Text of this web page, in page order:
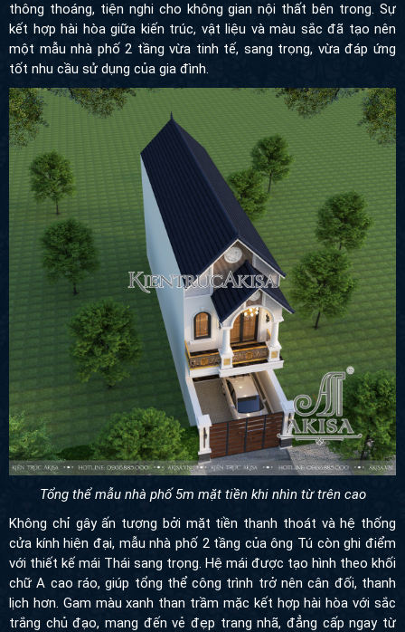
thông thoáng, tiện nghi cho không gian nội thất bên trong. Sự
kết hợp hài hòa giữa kiến trúc, vật liệu và màu sắc đã tạo nên
một mẫu nhà phố 2 tầng vừa tinh tế, sang trọng, vừa đáp ứng
tốt nhu cầu sử dụng của gia đình.
Tổng thể mẫu nhà phố 5m mặt tiền khi nhìn từ trên cao
Không chỉ gây ấn tượng bởi mặt tiền thanh thoát và hệ thống
cửa kính hiện đại, mẫu nhà phố 2 tầng của ông Tú còn ghi điểm
với thiết kế mái Thái sang trọng. Hệ mái được tạo hình theo khối
chữ A cao ráo, giúp tổng thể công trình trở nên cân đối, thanh
lịch hơn. Gam màu xanh than trầm mặc kết hợp hài hòa với sắc
trắng chủ đạo, mang đến vẻ đẹp trang nhã, đẳng cấp ngay từ